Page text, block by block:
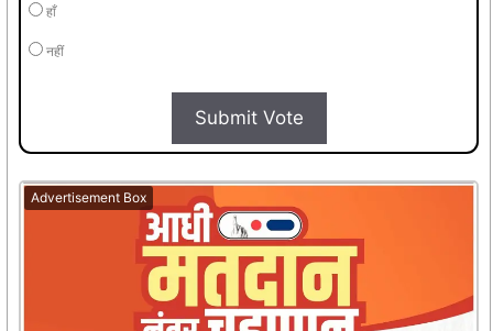
हाँ
नहीं
Submit Vote
Advertisement Box